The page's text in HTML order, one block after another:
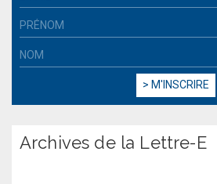
Archives de la Lettre-E